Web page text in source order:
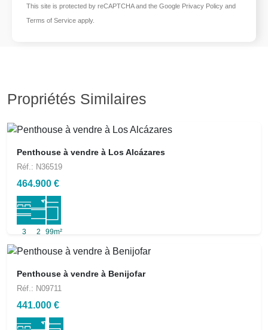
This site is protected by reCAPTCHA and the Google Privacy Policy and
Terms of Service apply.
Propriétés Similaires
Penthouse à vendre à Los Alcázares
Réf.: N36519
464.900 €
3 2 99m²
Penthouse à vendre à Benijofar
Réf.: N09711
441.000 €